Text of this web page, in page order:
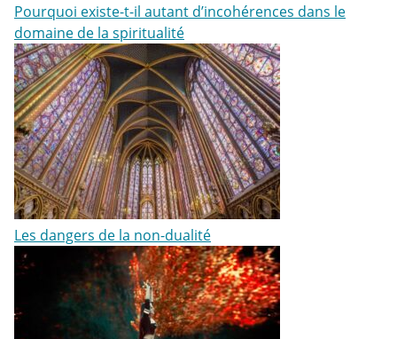
Pourquoi existe-t-il autant d’incohérences dans le
domaine de la spiritualité
Les dangers de la non-dualité